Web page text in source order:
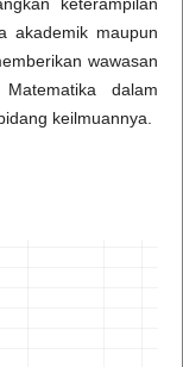
akademik maupun
wawasan
dalam
keilmuannya.